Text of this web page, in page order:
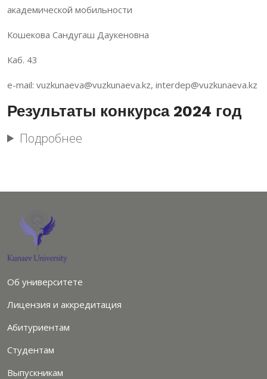
академической мобильности
Кошекова Сандугаш Даукеновна
Каб. 43
e-mail: vuzkunaeva@vuzkunaeva.kz, interdep@vuzkunaeva.kz
Результаты конкурса 2024 год
Подробнее
Об университете
Лицензия и аккредитация
Абитуриентам
Студентам
Выпускникам